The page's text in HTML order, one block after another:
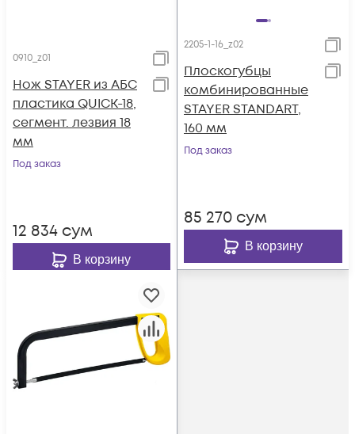
0910_z01
Нож STAYER из АБС
пластика QUICK-18,
сегмент. лезвия 18
мм
Под заказ
12 834 сум
В корзину
2205-1-16_z02
Плоскогубцы
комбинированные
STAYER STANDART,
160 мм
Под заказ
85 270 сум
В корзину